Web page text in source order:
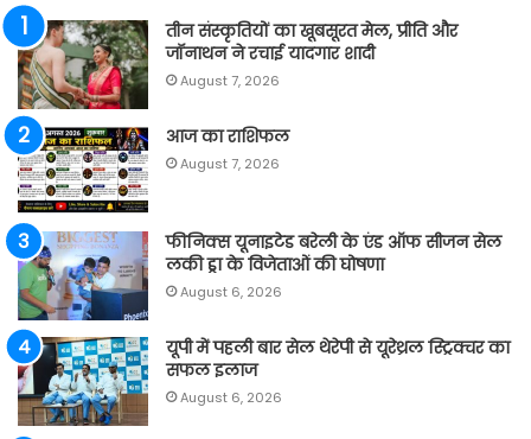
तीन संस्कृतियों का खूबसूरत मेल, प्रीति और
जॉनाथन ने रचाई यादगार शादी
August 7, 2026
आज का राशिफल
August 7, 2026
फीनिक्स यूनाइटेड बरेली के एंड ऑफ सीजन सेल
लकी ड्रा के विजेताओं की घोषणा
August 6, 2026
यूपी में पहली बार सेल थेरेपी से यूरेथ्रल स्ट्रिक्चर का
सफल इलाज
August 6, 2026